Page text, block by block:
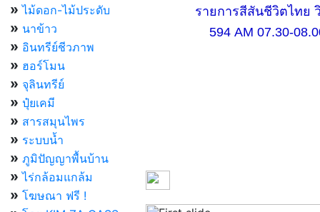
» ไม้ดอก-ไม้ประดับ
» นาข้าว
» อินทรีย์ชีวภาพ
» ฮอร์โมน
» จุลินทรีย์
» ปุ๋ยเคมี
» สารสมุนไพร
» ระบบน้ำ
» ภูมิปัญญาพื้นบ้าน
» ไร่กล้อมแกล้ม
» โฆษณา ฟรี !
รายการสีสันชีวิตไทย วิ
594 AM 07.30-08.00